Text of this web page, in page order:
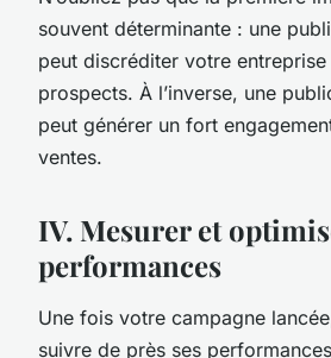
souvent déterminante : une
peut discréditer votre
prospects. À l’inverse, une
peut générer un fort
ventes.
IV. Mesurer et
performances
Une fois votre campagne
suivre de près ses